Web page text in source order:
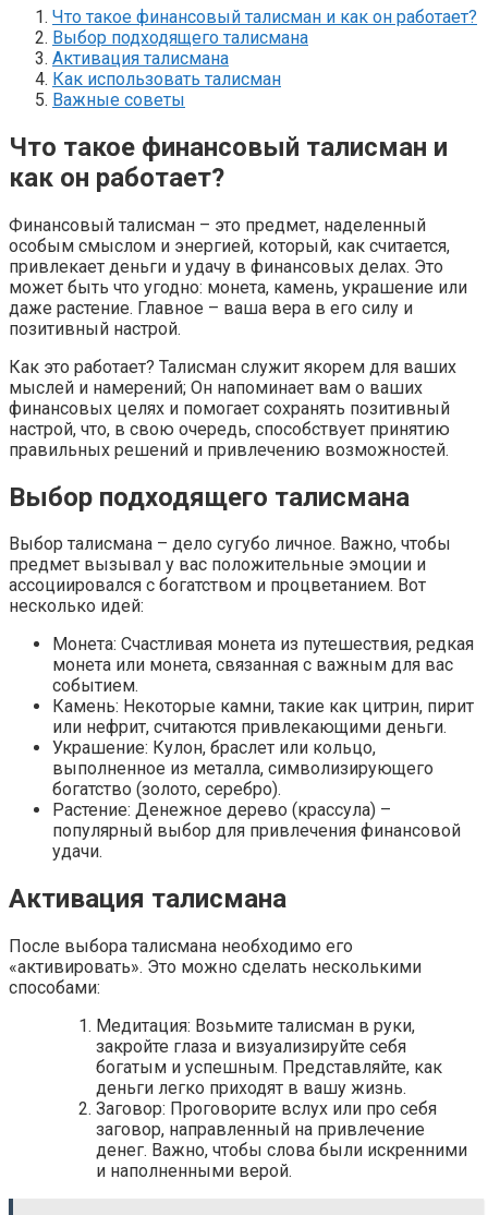
Что такое финансовый талисман и как он работает?
Выбор подходящего талисмана
Активация талисмана
Как использовать талисман
Важные советы
Что такое финансовый талисман и
как он работает?
Финансовый талисман – это предмет, наделенный
особым смыслом и энергией, который, как считается,
привлекает деньги и удачу в финансовых делах. Это
может быть что угодно: монета, камень, украшение или
даже растение. Главное – ваша вера в его силу и
позитивный настрой.
Как это работает? Талисман служит якорем для ваших
мыслей и намерений; Он напоминает вам о ваших
финансовых целях и помогает сохранять позитивный
настрой, что, в свою очередь, способствует принятию
правильных решений и привлечению возможностей.
Выбор подходящего талисмана
Выбор талисмана – дело сугубо личное. Важно, чтобы
предмет вызывал у вас положительные эмоции и
ассоциировался с богатством и процветанием. Вот
несколько идей:
Монета: Счастливая монета из путешествия, редкая
монета или монета, связанная с важным для вас
событием.
Камень: Некоторые камни, такие как цитрин, пирит
или нефрит, считаются привлекающими деньги.
Украшение: Кулон, браслет или кольцо,
выполненное из металла, символизирующего
богатство (золото, серебро).
Растение: Денежное дерево (крассула) –
популярный выбор для привлечения финансовой
удачи.
Активация талисмана
После выбора талисмана необходимо его
«активировать». Это можно сделать несколькими
способами:
Медитация: Возьмите талисман в руки,
закройте глаза и визуализируйте себя
богатым и успешным. Представляйте, как
деньги легко приходят в вашу жизнь.
Заговор: Проговорите вслух или про себя
заговор, направленный на привлечение
денег. Важно, чтобы слова были искренними
и наполненными верой.